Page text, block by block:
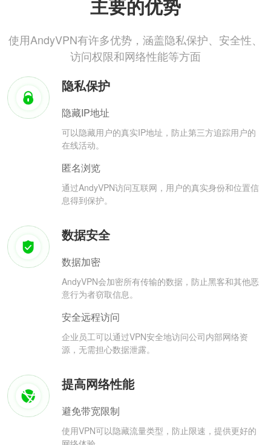
主要的优势
使用AndyVPN有许多优势，涵盖隐私保护、安全性、
访问权限和网络性能等方面
隐私保护
隐藏IP地址
可以隐藏用户的真实IP地址，防止第三方追踪用户的
在线活动。
匿名浏览
通过AndyVPN访问互联网，用户的真实身份和位置信
息得到保护。
数据安全
数据加密
AndyVPN会加密所有传输的数据，防止黑客和其他恶
意行为者窃取信息。
安全远程访问
企业员工可以通过VPN安全地访问公司内部网络资
源，无需担心数据泄露。
提高网络性能
避免带宽限制
使用VPN可以隐藏流量类型，防止限速，提供更好的